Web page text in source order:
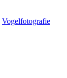
Vogelfotografie